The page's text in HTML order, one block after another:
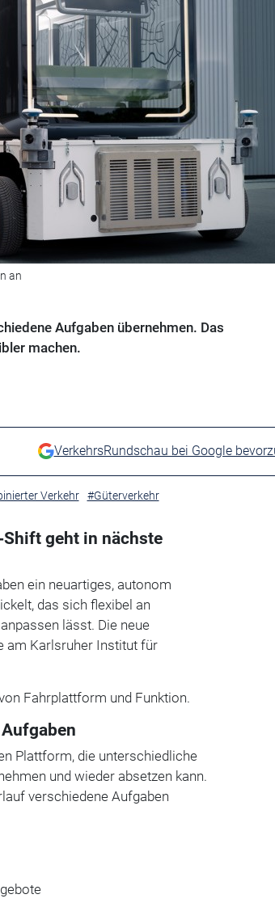
an
Aufgaben übernehmen. Das
machen.
VerkehrsRundschau bei Google
Verkehr #Güterverkehr
geht in nächste
ein neuartiges, autonom
das sich flexibel an
lässt. Die neue
am Karlsruher Institut für
Fahrplattform und Funktion.
Plattform, die unterschiedliche
und wieder absetzen kann.
verschiedene Aufgaben